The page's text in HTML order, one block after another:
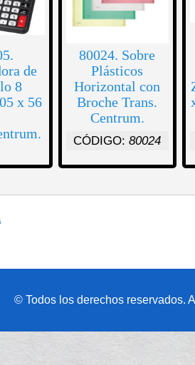
de
8
x 56
80024. Sobre
Plásticos
Horizontal con
Broche Trans.
Centrum.
CÓDIGO: 80024
© Todos los derechos reservados.